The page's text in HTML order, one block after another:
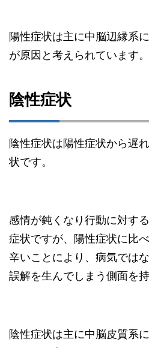
陽性症状は主に中脳辺縁系
が原因と考えられています。
陰性症状
陰性症状は陽性症状から遅
状です。
感情が鈍くなり行動に対す
症状ですが、陽性症状に比
辛いことにより、病気では
誤解を生んでしまう側面を持
陰性症状は主に中脳皮質系